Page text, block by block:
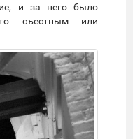
и за него было
то съестным или